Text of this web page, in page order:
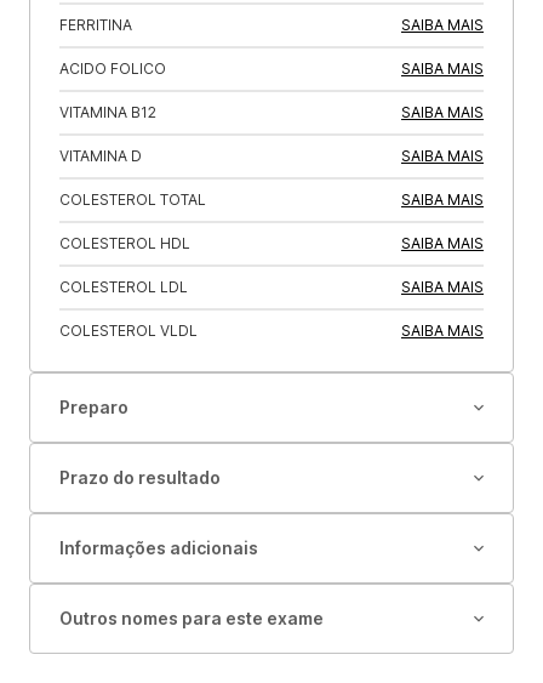
FERRITINA SAIBA MAIS
ACIDO FOLICO SAIBA MAIS
VITAMINA B12 SAIBA MAIS
VITAMINA D SAIBA MAIS
COLESTEROL TOTAL SAIBA MAIS
COLESTEROL HDL SAIBA MAIS
COLESTEROL LDL SAIBA MAIS
COLESTEROL VLDL SAIBA MAIS
Preparo
Prazo do resultado
Informações adicionais
Outros nomes para este exame